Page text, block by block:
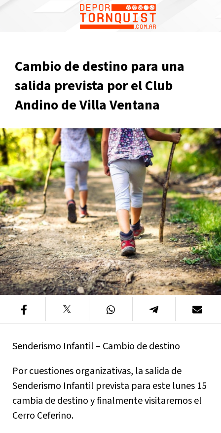
Cambio de destino para una
salida prevista por el Club
Andino de Villa Ventana
Senderismo Infantil – Cambio de destino
Por cuestiones organizativas, la salida de
Senderismo Infantil prevista para este lunes 15
cambia de destino y finalmente visitaremos el
Cerro Ceferino.